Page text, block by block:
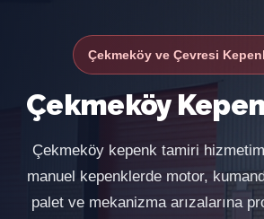
Çekmeköy ve Çevresi
Çekmeköy
Çekmeköy kepenk tamiri
manuel kepenklerde motor,
palet ve mekanizma arızalarına